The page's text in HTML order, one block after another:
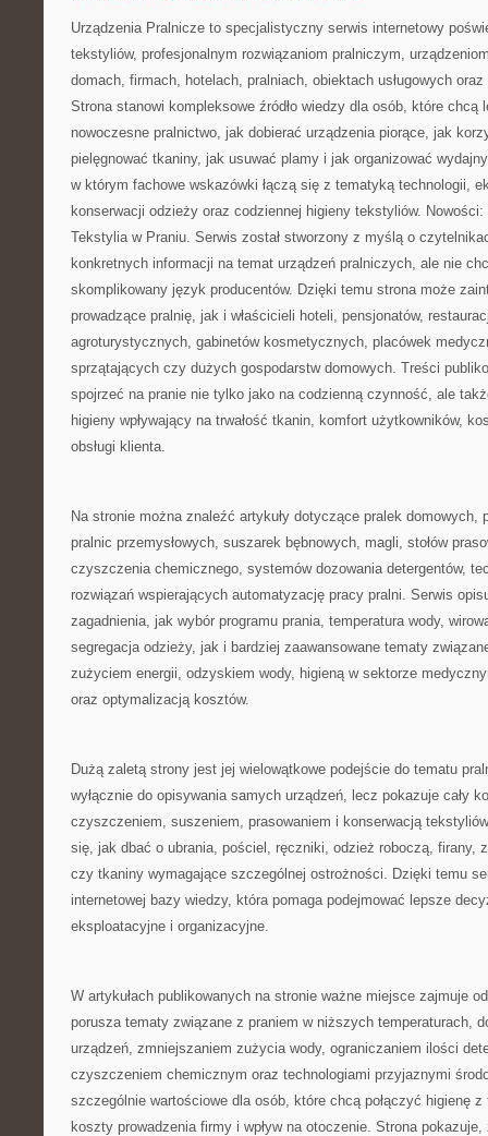
Urządzenia Pralnicze to specjalistyczny serwis internetowy
tekstyliów, profesjonalnym rozwiązaniom pralniczym,
domach, firmach, hotelach, pralniach, obiektach usługowych oraz
Strona stanowi kompleksowe źródło wiedzy dla osób, które chcą
nowoczesne pralnictwo, jak dobierać urządzenia piorące, jak
pielęgnować tkaniny, jak usuwać plamy i jak organizować
w którym fachowe wskazówki łączą się z tematyką technologii,
konserwacji odzieży oraz codziennej higieny tekstyliów. Nowości:
Tekstylia w Praniu. Serwis został stworzony z myślą o
konkretnych informacji na temat urządzeń pralniczych, ale nie
skomplikowany język producentów. Dzięki temu strona może
prowadzące pralnię, jak i właścicieli hoteli, pensjonatów,
agroturystycznych, gabinetów kosmetycznych, placówek
sprzątających czy dużych gospodarstw domowych. Treści
spojrzeć na pranie nie tylko jako na codzienną czynność, ale
higieny wpływający na trwałość tkanin, komfort użytkowników,
obsługi klienta.
Na stronie można znaleźć artykuły dotyczące pralek domowych,
pralnic przemysłowych, suszarek bębnowych, magli, stołów
czyszczenia chemicznego, systemów dozowania detergentów,
rozwiązań wspierających automatyzację pracy pralni. Serwis
zagadnienia, jak wybór programu prania, temperatura wody,
segregacja odzieży, jak i bardziej zaawansowane tematy
zużyciem energii, odzyskiem wody, higieną w sektorze
oraz optymalizacją kosztów.
Dużą zaletą strony jest jej wielowątkowe podejście do tematu
wyłącznie do opisywania samych urządzeń, lecz pokazuje cały
czyszczeniem, suszeniem, prasowaniem i konserwacją
się, jak dbać o ubrania, pościel, ręczniki, odzież roboczą, firany,
czy tkaniny wymagające szczególnej ostrożności. Dzięki temu
internetowej bazy wiedzy, która pomaga podejmować lepsze
eksploatacyjne i organizacyjne.
W artykułach publikowanych na stronie ważne miejsce zajmuje
porusza tematy związane z praniem w niższych temperaturach,
urządzeń, zmniejszaniem zużycia wody, ograniczaniem ilości
czyszczeniem chemicznym oraz technologiami przyjaznymi
szczególnie wartościowe dla osób, które chcą połączyć higienę
koszty prowadzenia firmy i wpływ na otoczenie. Strona